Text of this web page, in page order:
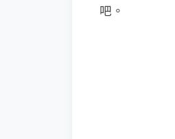
吧。